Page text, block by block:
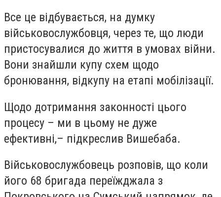
Все це відбувається, на думку
військовослужбовця, через те, що люди
пристосувалися до життя в умовах війни.
Вони знайшли купу схем щодо
бронювання, відкупу на етапі мобілізації.
Щодо дотримання законності цього
процесу – ми в цьому не дуже
ефективні,– підкреслив Вишебаба.
Військовослужбовець розповів, що коли
його 68 бригада переїжджала з